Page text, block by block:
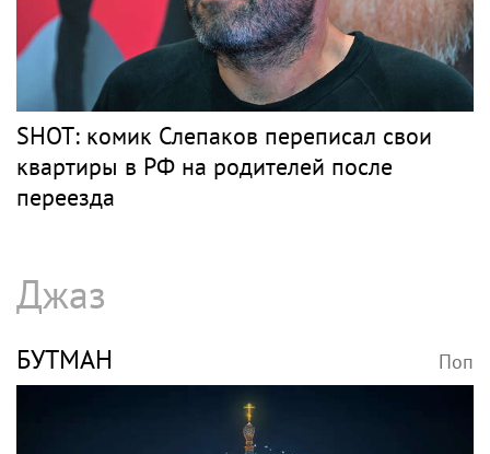
РОЗЕНБАУМ Поп
Певец Александр Розенбаум назвал
Любовь Орлову настоящей звездой